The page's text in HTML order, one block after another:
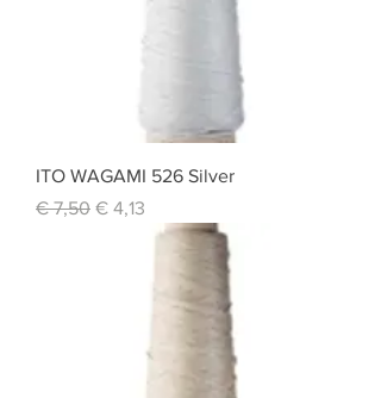
ITO WAGAMI 526 Silver
Standardpreis
€ 7,50 Sale-Preis
€ 4,13